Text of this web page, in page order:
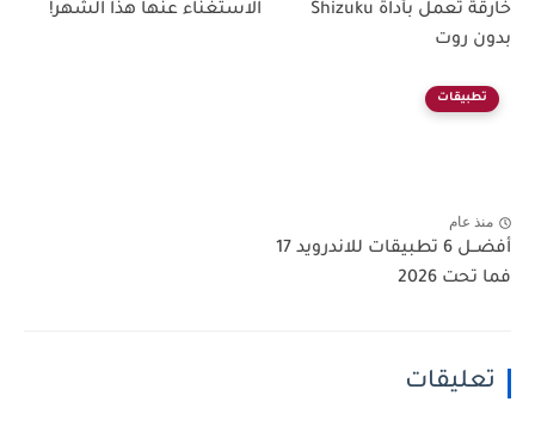
خارقة تعمل بأداة Shizuku
بدون روت
الاستغناء عنها هذا الشهر!
تطبيقات
منذ عام
أفضــل 6 تطبيقات للاندرويد 17
فما تحت 2026
تعليقات